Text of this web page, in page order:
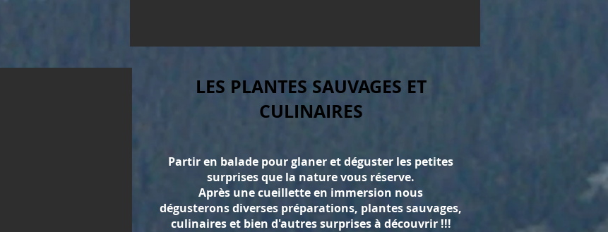
LES PLANTES SAUVAGES ET
CULINAIRES
Partir en balade pour glaner et déguster les petites
surprises que la nature vous réserve.
Après une cueillette en immersion nous
dégusterons diverses préparations, plantes sauvages,
culinaires et bien d'autres surprises à découvrir !!!